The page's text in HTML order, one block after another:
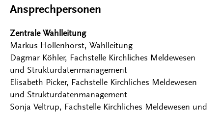
Ansprechpersonen
Zentrale Wahlleitung
Markus Hollenhorst, Wahlleitung
Dagmar Köhler, Fachstelle Kirchliches Meldewesen
und Strukturdatenmanagement
Elisabeth Picker, Fachstelle Kirchliches Meldewesen
und Strukturdatenmanagement
Sonja Veltrup, Fachstelle Kirchliches Meldewesen und